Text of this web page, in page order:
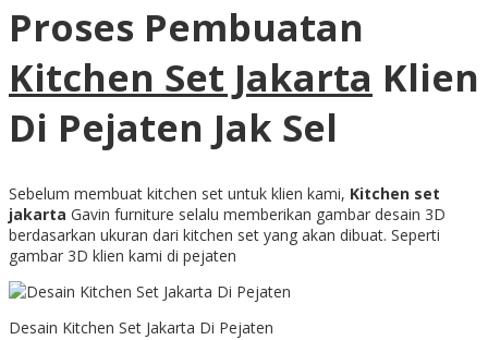
Proses Pembuatan
Kitchen Set Jakarta Klien
Di Pejaten Jak Sel
Sebelum membuat kitchen set untuk klien kami, Kitchen set
jakarta Gavin furniture selalu memberikan gambar desain 3D
berdasarkan ukuran dari kitchen set yang akan dibuat. Seperti
gambar 3D klien kami di pejaten
Desain Kitchen Set Jakarta Di Pejaten